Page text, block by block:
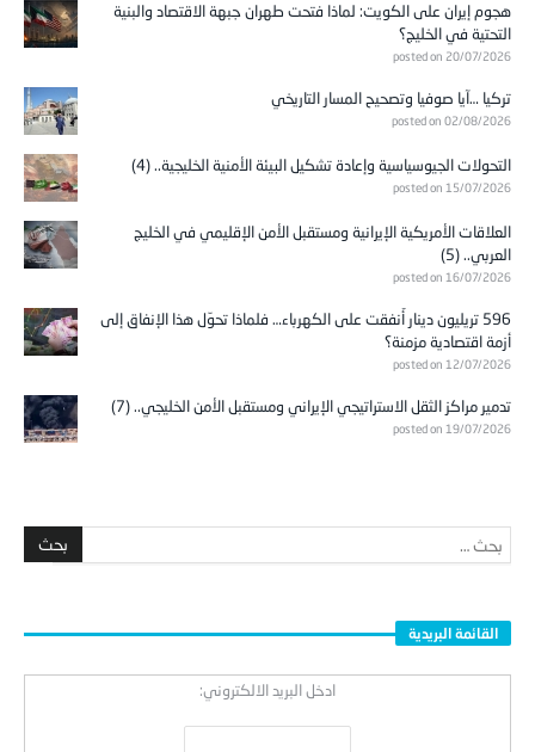
هجوم إيران على الكويت: لماذا فتحت طهران جبهة الاقتصاد والبنية
التحتية في الخليج؟
posted on 20/07/2026
تركيا …آيا صوفيا وتصحيح المسار التاريخي
posted on 02/08/2026
التحولات الجيوسياسية وإعادة تشكيل البيئة الأمنية الخليجية.. (4)
posted on 15/07/2026
العلاقات الأمريكية الإيرانية ومستقبل الأمن الإقليمي في الخليج
العربي.. (5)
posted on 16/07/2026
596 تريليون دينار أُنفقت على الكهرباء… فلماذا تحوّل هذا الإنفاق إلى
أزمة اقتصادية مزمنة؟
posted on 12/07/2026
تدمير مراكز الثقل الاستراتيجي الإيراني ومستقبل الأمن الخليجي.. (7)
posted on 19/07/2026
القائمة البريدية
ادخل البريد الالكتروني: